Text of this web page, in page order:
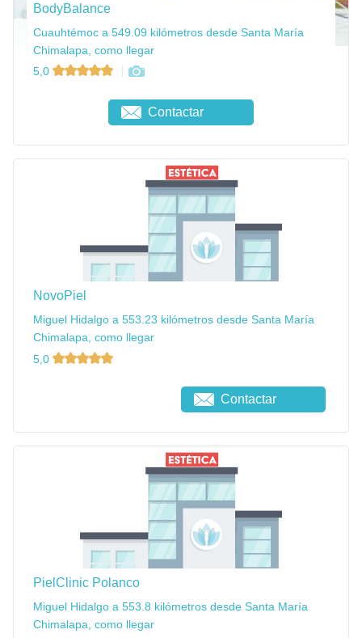
BodyBalance
Cuauhtémoc a 549.09 kilómetros desde Santa María
Chimalapa, como llegar
5,0
Contactar
NovoPiel
Miguel Hidalgo a 553.23 kilómetros desde Santa María
Chimalapa, como llegar
5,0
Contactar
PielClinic Polanco
Miguel Hidalgo a 553.8 kilómetros desde Santa María
Chimalapa, como llegar